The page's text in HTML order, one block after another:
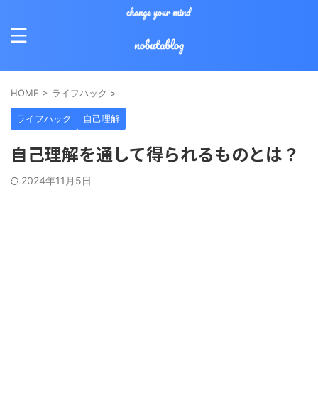
HOME > ライフハック >
ライフハック 自己理解
自己理解を通して得られるものとは？
2024年11月5日